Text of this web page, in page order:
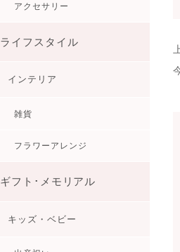
アクセサリー
ライフスタイル
インテリア
雑貨
フラワーアレンジ
ギフト･メモリアル
キッズ・ベビー